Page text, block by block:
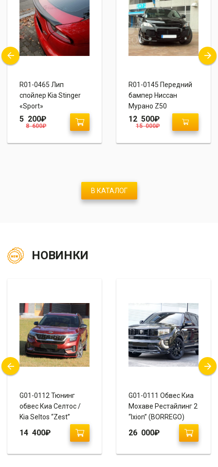
R01-0465 Лип
спойлер Kia Stinger
«Sport»
8 600₽
5 200₽
R01-0145 Передний
бампер Ниссан
Мурано Z50
“Pandora”
15 000₽
12 500₽
В КАТАЛОГ
НОВИНКИ
G01-0112 Тюнинг
обвес Киа Селтос /
Kia Seltos “Zest”
14 400₽
G01-0111 Обвес Киа
Мохаве Рестайлинг 2
“Ixion” (BORREGO)
26 000₽